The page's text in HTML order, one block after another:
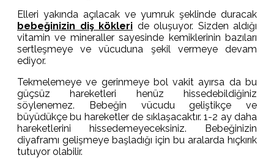
Elleri yakında açılacak ve yumruk şeklinde duracak
bebeğinizin diş kökleri de oluşuyor. Sizden aldığı
vitamin ve mineraller sayesinde kemiklerinin bazıları
sertleşmeye ve vücuduna şekil vermeye devam
ediyor.
Tekmelemeye ve gerinmeye bol vakit ayırsa da bu
güçsüz hareketleri henüz hissedebildiğiniz
söylenemez. Bebeğin vücudu geliştikçe ve
büyüdükçe bu hareketler de sıklaşacaktır. 1-2 ay daha
hareketlerini hissedemeyeceksiniz. Bebeğinizin
diyaframı gelişmeye başladığı için bu aralarda hıçkırık
tutuyor olabilir.